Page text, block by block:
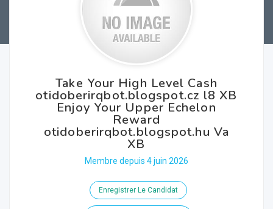
Take Your High Level Cash
otidoberirqbot.blogspot.cz l8 XB
Enjoy Your Upper Echelon
Reward
otidoberirqbot.blogspot.hu Va
XB
Membre depuis 4 juin 2026
Enregistrer Le Candidat